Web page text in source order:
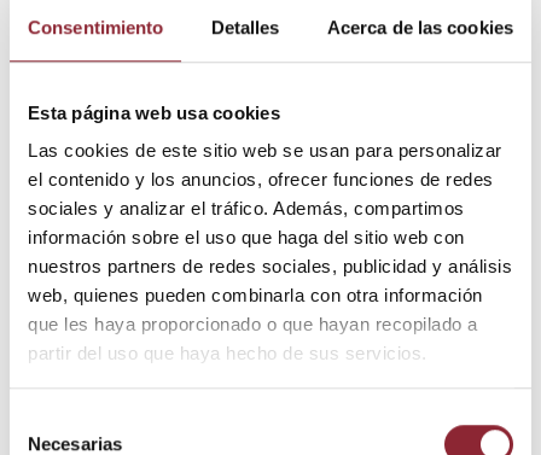
Consentimiento Detalles Acerca de las cookies
Esta página web usa cookies
Las cookies de este sitio web se usan para personalizar
el contenido y los anuncios, ofrecer funciones de redes
sociales y analizar el tráfico. Además, compartimos
información sobre el uso que haga del sitio web con
nuestros partners de redes sociales, publicidad y análisis
web, quienes pueden combinarla con otra información
que les haya proporcionado o que hayan recopilado a
partir del uso que haya hecho de sus servicios.
Necesarias
con bordado
15,00 €
Riñonera de algodón de diferentes colores con bordado de
signos auspiciosos del budismo tibetano en la parte frontal.
Medidas: 25 x 15 cms.
Añadir al carrito